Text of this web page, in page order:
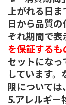
上がれる日ま
日から品質
ぞれ期間で表
を保証するも
セットになっ
しています
限については
5.アレルギー